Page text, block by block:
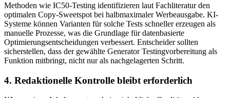
Methoden wie IC50-Testing identifizieren laut Fachliteratur den
optimalen Copy-Sweetspot bei halbmaximaler Werbeausgabe. KI-
Systeme können Varianten für solche Tests schneller erzeugen als
manuelle Prozesse, was die Grundlage für datenbasierte
Optimierungsentscheidungen verbessert. Entscheider sollten
sicherstellen, dass der gewählte Generator Testingvorbereitung als
Funktion mitbringt, nicht nur als nachgelagerten Schritt.
4. Redaktionelle Kontrolle bleibt erforderlich